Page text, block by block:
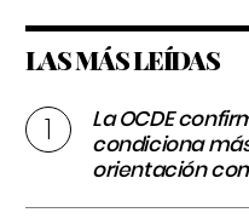
LAS MÁS LEÍDAS
La OCDE
condiciona
orientación